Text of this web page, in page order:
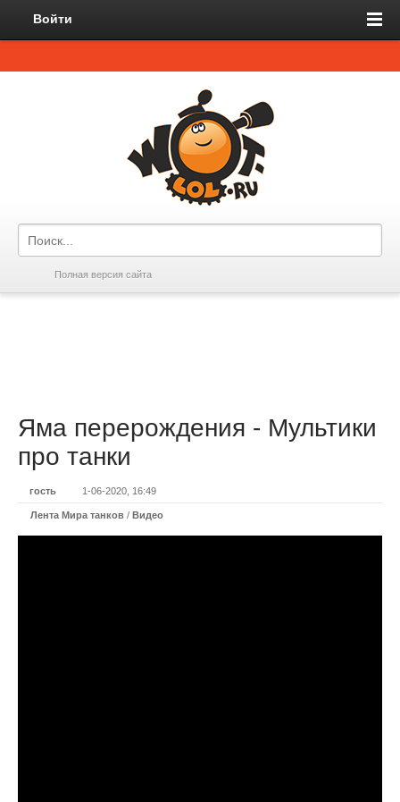
Войти
Полная версия сайта
Яма перерождения - Мультики
про танки
гость 1-06-2020, 16:49
Лента Мира танков / Видео